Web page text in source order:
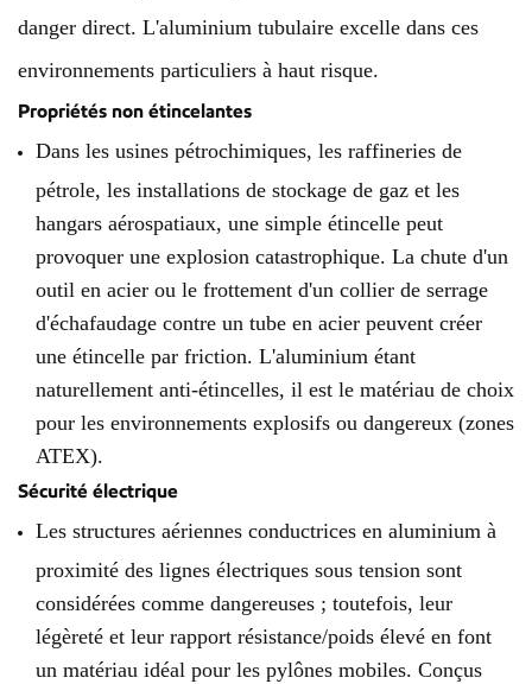
danger direct. L'aluminium tubulaire excelle dans ces
environnements particuliers à haut risque.
Propriétés non étincelantes
Dans les usines pétrochimiques, les raffineries de
pétrole, les installations de stockage de gaz et les
hangars aérospatiaux, une simple étincelle peut
provoquer une explosion catastrophique. La chute d'un
outil en acier ou le frottement d'un collier de serrage
d'échafaudage contre un tube en acier peuvent créer
une étincelle par friction. L'aluminium étant
naturellement anti-étincelles, il est le matériau de choix
pour les environnements explosifs ou dangereux (zones
ATEX).
Sécurité électrique
Les structures aériennes conductrices en aluminium à
proximité des lignes électriques sous tension sont
considérées comme dangereuses ; toutefois, leur
légèreté et leur rapport résistance/poids élevé en font
un matériau idéal pour les pylônes mobiles. Conçus